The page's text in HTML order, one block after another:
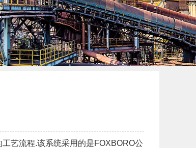
艺流程.该系统采用的是FOXBORO公